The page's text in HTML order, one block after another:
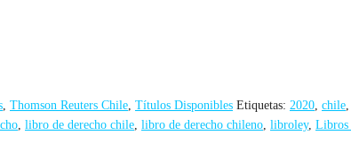
Thomson Reuters Chile Títulos Disponibles Etiquetas: 2020 chile
libro de derecho chile libro de derecho chileno libroley, Libros